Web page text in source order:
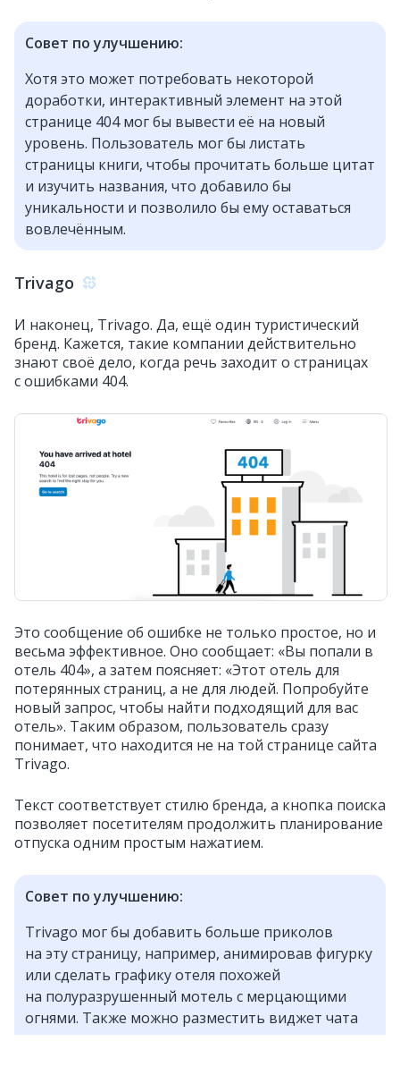
Совет по улучшению:
Хотя это может потребовать некоторой
доработки, интерактивный элемент на этой
странице 404 мог бы вывести её на новый
уровень. Пользователь мог бы листать
страницы книги, чтобы прочитать больше цитат
и изучить названия, что добавило бы
уникальности и позволило бы ему оставаться
вовлечённым.
Trivago
И наконец, Trivago. Да, ещё один туристический
бренд. Кажется, такие компании действительно
знают своё дело, когда речь заходит о страницах
с ошибками 404.
Это сообщение об ошибке не только простое, но и
весьма эффективное. Оно сообщает: «Вы попали в
отель 404», а затем поясняет: «Этот отель для
потерянных страниц, а не для людей. Попробуйте
новый запрос, чтобы найти подходящий для вас
отель». Таким образом, пользователь сразу
понимает, что находится не на той странице сайта
Trivago.
Текст соответствует стилю бренда, а кнопка поиска
позволяет посетителям продолжить планирование
отпуска одним простым нажатием.
Совет по улучшению:
Trivago мог бы добавить больше приколов
на эту страницу, например, анимировав фигурку
или сделать графику отеля похожей
на полуразрушенный мотель с мерцающими
огнями. Также можно разместить виджет чата
для поддержки клиентов или даже ссылки